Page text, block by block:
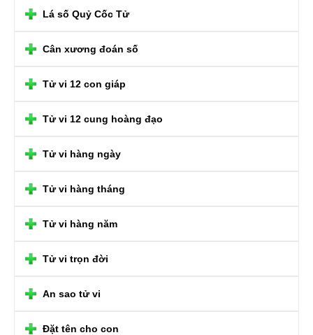
Lá số Quỷ Cốc Tử
Cân xương đoán số
Tử vi 12 con giáp
Tử vi 12 cung hoàng đạo
Tử vi hàng ngày
Tử vi hàng tháng
Tử vi hàng năm
Tử vi trọn đời
An sao tử vi
Đặt tên cho con